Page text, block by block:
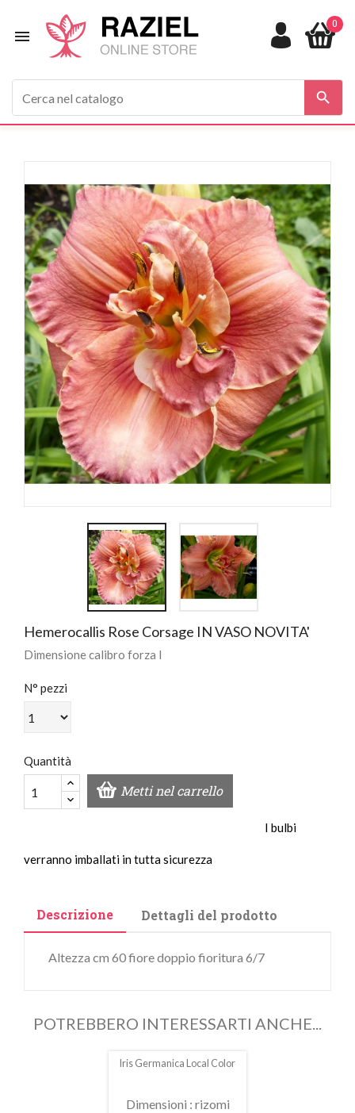

0

Hemerocallis Rose Corsage IN VASO NOVITA'
Dimensione calibro forza I
N° pezzi
Quantità
Metti nel carrello
I bulbi
verranno imballati in tutta sicurezza
Descrizione Dettagli del prodotto
Altezza cm 60 fiore doppio fioritura 6/7
POTREBBERO INTERESSARTI ANCHE...
Iris Germanica Local Color
Dimensioni : rizomi